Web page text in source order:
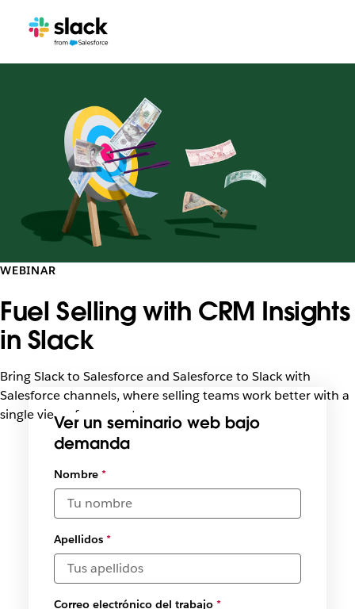
WEBINAR
Fuel Selling with CRM Insights
in Slack
Bring Slack to Salesforce and Salesforce to Slack with
Salesforce channels, where selling teams work better with a
single view of your customer.
Ver un seminario web bajo
demanda
Seleccionar
fechas y
zonas
horarias
disponibles
*
Nombre*
Apellidos*
Correo electrónico del trabajo*